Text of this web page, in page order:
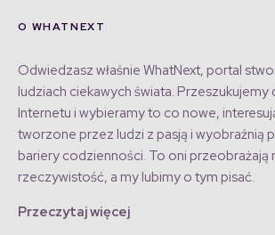
O WHATNEXT
Odwiedzasz właśnie WhatNext, portal
ludziach ciekawych świata. Przeszukujemy
Internetu i wybieramy to co nowe,
tworzone przez ludzi z pasją i wyobraźnią
bariery codzienności. To oni przeobrażają
rzeczywistość, a my lubimy o tym pisać.
Przeczytaj więcej